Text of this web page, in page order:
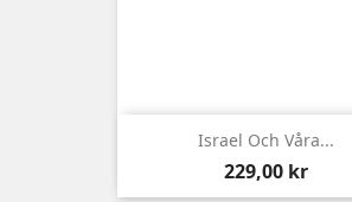
Israel Och Våra...
Pris
229,00 kr